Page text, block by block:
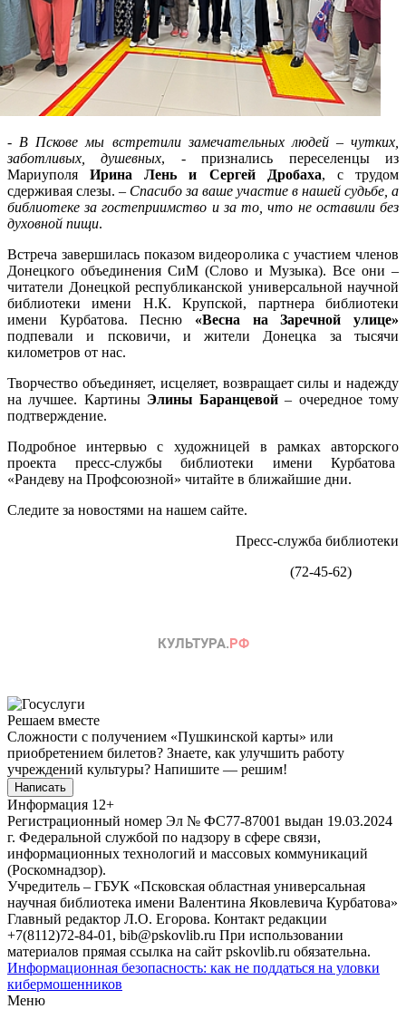
- В Пскове мы встретили замечательных людей – чутких,
заботливых, душевных, - признались переселенцы из
МариуполяИрина Лень и Сергей Дробаха, с трудом
сдерживая слезы. – Спасибо за ваше участие в нашей судьбе, а
библиотеке за гостеприимство и за то, что не оставили без
духовной пищи.
Встреча завершилась показом видеоролика с участием членов
Донецкого объединения СиМ (Слово и Музыка). Все они –
читатели Донецкой республиканской универсальной научной
библиотеки имени Н.К. Крупской, партнера библиотеки
имени Курбатова. Песню «Весна на Заречной улице»
подпевали и псковичи, и жители Донецка за тысячи
километров от нас.
Творчество объединяет, исцеляет, возвращает силы и надежду
на лучшее. Картины Элины Баранцевой – очередное тому
подтверждение.
Подробное интервью с художницей в рамках авторского
проекта пресс-службы библиотеки имени Курбатова
«Рандеву на Профсоюзной» читайте в ближайшие дни.
Следите за новостями на нашем сайте.
Пресс-служба библиотеки
(72-45-62)
Решаем вместе
Сложности с получением «Пушкинской карты» или
приобретением билетов? Знаете, как улучшить работу
учреждений культуры? Напишите — решим!
Написать
Информация 12+
Регистрационный номер Эл № ФС77-87001 выдан 19.03.2024
г. Федеральной службой по надзору в сфере связи,
информационных технологий и массовых коммуникаций
(Роскомнадзор).
Учредитель – ГБУК «Псковская областная универсальная
научная библиотека имени Валентина Яковлевича Курбатова»
Главный редактор Л.О. Егорова. Контакт редакции
+7(8112)72-84-01, bib@pskovlib.ru При использовании
материалов прямая ссылка на сайт pskovlib.ru обязательна.
Информационная безопасность: как не поддаться на уловки
кибермошенников
Меню